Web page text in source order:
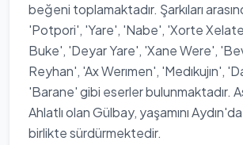
beğeni toplamaktadır. Şarkıları
'Potpori', 'Yare', 'Nabe', 'Xorte
Buke', 'Deyar Yare', 'Xane Were',
Reyhan', 'Ax Werımen', 'Medıkujın',
'Barane' gibi eserler bulunmaktadır.
Ahlatlı olan Gülbay, yaşamını
birlikte sürdürmektedir.